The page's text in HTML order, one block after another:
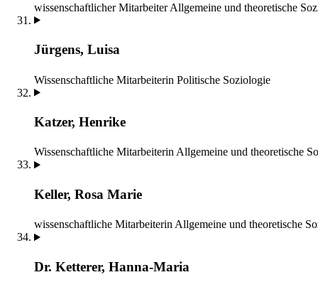
wissenschaftlicher Mitarbeiter Allgemeine und theoretische
Jürgens, Luisa
Wissenschaftliche Mitarbeiterin Politische Soziologie
Katzer, Henrike
Wissenschaftliche Mitarbeiterin Allgemeine und theoretische
Keller, Rosa Marie
wissenschaftliche Mitarbeiterin Allgemeine und theoretische
Dr. Ketterer, Hanna-Maria